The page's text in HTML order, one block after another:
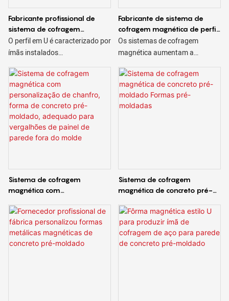
Fabricante profissional de
sistema de cofragem
magnética de perfil U na
China com 16 anos de
O perfil em U é caracterizado por
ímãs instalados
permanentemente. Os ímãs são
ativados por uma pressão firme
vinda de cima e desativados por
uma alavanca. É adequado para
sistemas totalmente
automáticos. Os perfis em U são
fabricados para fazer lajes pré-
é de cerca de 40-80 mm
Fabricante de sistema de
cofragem magnética de perfil
H
Os sistemas de cofragem
magnética aumentam a
produtividade nas fábricas de
pré-moldados de concreto,
graças à sua simplicidade e
facilidade de uso.
elemento essencial nas atuais
fábricas de pré-moldados de
concreto.
Sistema de cofragem
magnética com
forma de concreto pré-
moldado, adequado para
vergalhões de painel de
parede fora do molde
Sistema de cofragem
magnética de concreto pré-
moldadas